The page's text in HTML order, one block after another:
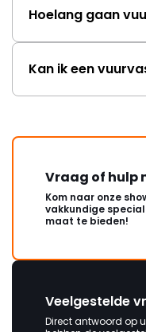
Hoelang gaan
Kan ik een
Vraag of hulp
Kom naar onze
vakkundige
maat te bieden!
Veelgestelde
Direct antwoord op